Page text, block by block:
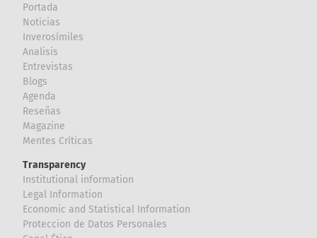
Portada
Noticias
Inverosímiles
Analisis
Entrevistas
Blogs
Agenda
Reseñas
Magazine
Mentes Críticas
Transparency
Institutional information
Legal Information
Economic and Statistical Information
Proteccion de Datos Personales